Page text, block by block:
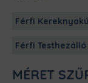
Férfi
Férfi Testhezálló
MÉRET